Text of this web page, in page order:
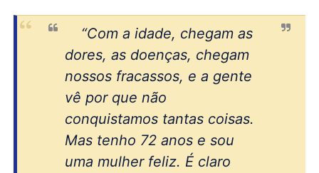
“Com a idade, chegam as
dores, as doenças, chegam
nossos fracassos, e a gente
vê por que não
conquistamos tantas coisas.
Mas tenho 72 anos e sou
uma mulher feliz. É claro